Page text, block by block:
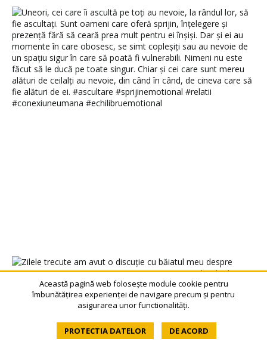
Această pagină web folosește module cookie pentru
îmbunătățirea experienței de navigare precum și pentru
asigurarea unor functionalități.
PROTECTIA DATELOR DE ACORD